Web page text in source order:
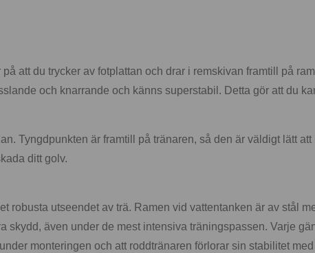
att du trycker av fotplattan och drar i remskivan framtill på
och knarrande och känns superstabil. Detta gör att du
Tyngdpunkten är framtill på tränaren, så den är väldigt lätt
ditt golv.
utseendet av trä. Ramen vid vattentanken är av stål
även under de mest intensiva träningspassen. Varje
monteringen och att roddtränaren förlorar sin stabilitet